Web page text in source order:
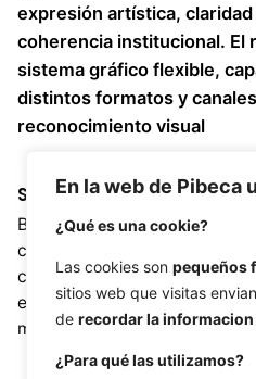
En la web de Pibeca
¿Qué es una cookie?
Las cookies son pequeños
sitios web que visitas
de recordar la
¿Para qué las utilizamos?
expresión artística,
coherencia institucional. El
sistema gráfico flexible,
distintos formatos y
reconocimiento visual
Strategy
Branding cultural,
campaña institucional,
comunicación de
exposición, adaptación
multicanal